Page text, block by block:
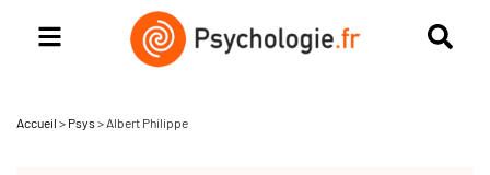
Accueil > Psys > Albert Philippe